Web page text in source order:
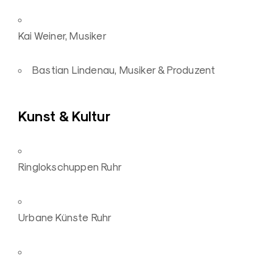
Kai Weiner, Musiker
Bastian Lindenau, Musiker & Produzent
Kunst & Kultur
Ringlokschuppen Ruhr
Urbane Künste Ruhr